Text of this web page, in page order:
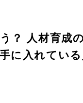
？ 人材育成
に入れている